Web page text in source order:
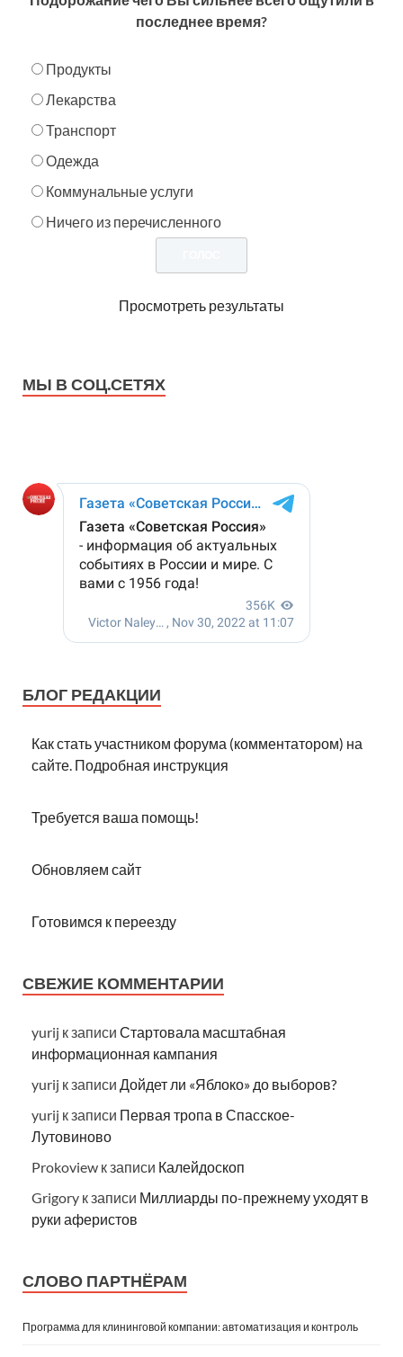
последнее время?
Продукты
Лекарства
Транспорт
Одежда
Коммунальные услуги
Ничего из перечисленного
Просмотреть результаты
МЫ В СОЦ.СЕТЯХ
БЛОГ РЕДАКЦИИ
Как стать участником форума (комментатором) на
сайте. Подробная инструкция
Требуется ваша помощь!
Обновляем сайт
Готовимся к переезду
СВЕЖИЕ КОММЕНТАРИИ
yurij к записи Стартовала масштабная
информационная кампания
yurij к записи Дойдет ли «Яблоко» до выборов?
yurij к записи Первая тропа в Спасское-
Лутовиново
Prokoview к записи Калейдоскоп
Grigory к записи Миллиарды по-прежнему уходят в
руки аферистов
СЛОВО ПАРТНЁРАМ
Программа для клининговой компании: автоматизация и контроль